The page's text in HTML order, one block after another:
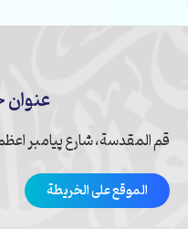
عنوان
قم المقدسة، شارع پیامبر
الموقع على الخريطة